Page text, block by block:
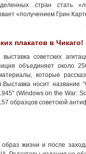
стран стать
«получением Грин
плакатов в Чикаго!
советских
объединяет около
которые
носит название
(Windows on the War:
образцов советской
жизни и после